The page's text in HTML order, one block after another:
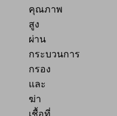
คุณภาพ
สูง
ผ่าน
กระบวนการ
กรอง
และ
ฆ่า
เชื้อที่